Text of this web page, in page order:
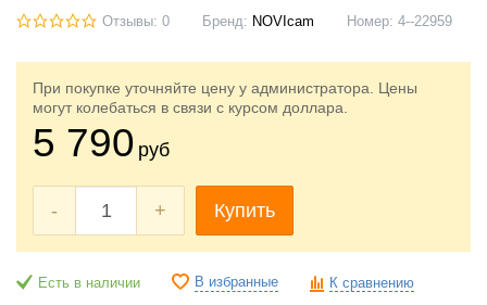
Отзывы: 0 Бренд: NOVIcam Номер: 4--22959
При покупке уточняйте цену у администратора. Цены
могут колебаться в связи с курсом доллара.
5 790 руб
- + Купить
Есть в наличии В избранные К сравнению